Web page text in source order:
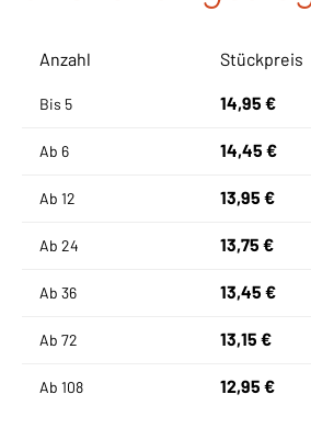
Anzahl Stückpreis
Bis 5 14,95 €
Ab 6 14,45 €
Ab 12 13,95 €
Ab 24 13,75 €
Ab 36 13,45 €
Ab 72 13,15 €
Ab 108 12,95 €